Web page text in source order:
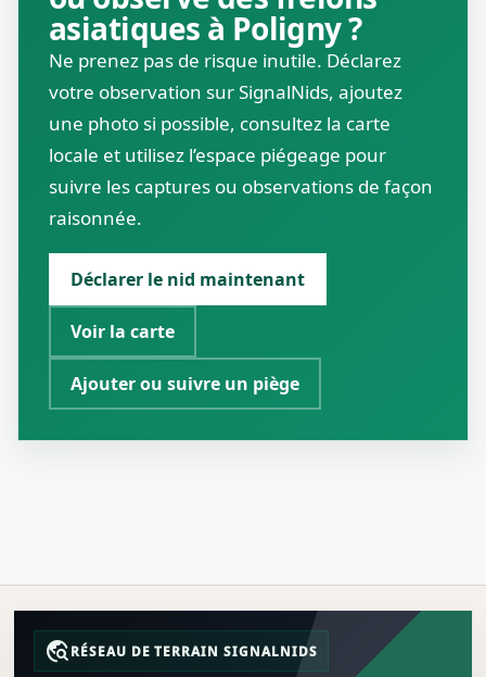
asiatiques à Poligny ?
Ne prenez pas de risque inutile. Déclarez
votre observation sur SignalNids, ajoutez
une photo si possible, consultez la carte
locale et utilisez l’espace piégeage pour
suivre les captures ou observations de façon
raisonnée.
Déclarer le nid maintenant
Voir la carte
Ajouter ou suivre un piège
travel_exploreRÉSEAU DE TERRAIN SIGNALNIDS